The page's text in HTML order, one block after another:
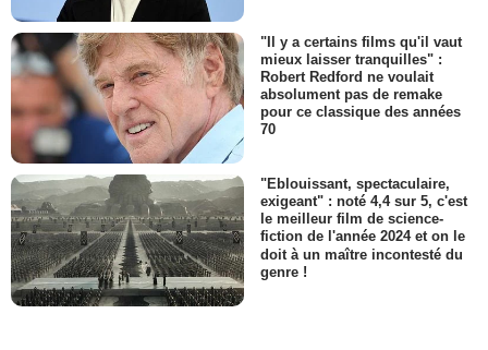
"Il y a certains films qu'il vaut
mieux laisser tranquilles" :
Robert Redford ne voulait
absolument pas de remake
pour ce classique des années
70
"Eblouissant, spectaculaire,
exigeant" : noté 4,4 sur 5, c'est
le meilleur film de science-
fiction de l'année 2024 et on le
doit à un maître incontesté du
genre !